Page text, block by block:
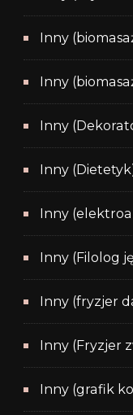
Inny
Inny
Inny
Inny
Inny
Inny (Filolog
Inny (fryzjer
Inny (Fryzjer
Inny (grafik